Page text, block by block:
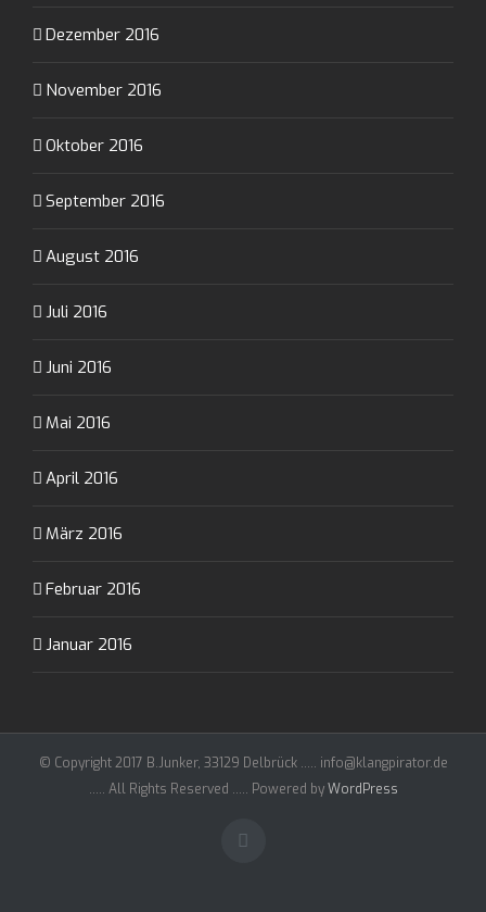
Dezember 2016
November 2016
Oktober 2016
September 2016
August 2016
Juli 2016
Juni 2016
Mai 2016
April 2016
März 2016
Februar 2016
Januar 2016
© Copyright 2017 B.Junker, 33129 Delbrück ..... info@klangpirator.de
..... All Rights Reserved ..... Powered byWordPress